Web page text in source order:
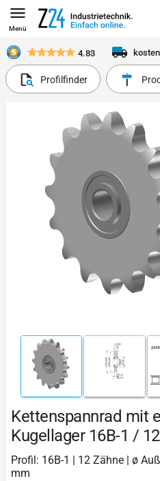
Menü
4.83
Profilfinder
Kettenspannrad mit
Kugellager 16B-1 /
Profil: 16B-1 | 12 Zähne | ø
mm